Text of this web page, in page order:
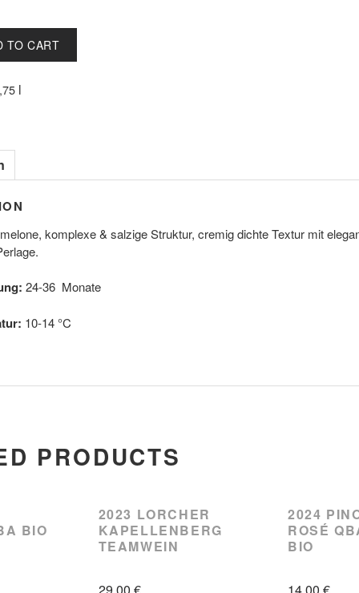
TO CART
l
komplexe & salzige Struktur, cremig dichte Textur mit
24-36 Monate
10-14 °C
PRODUCTS
BIO
2023 LORCHER
KAPELLENBERG
TEAMWEIN
2024
ROSÉ
BIO